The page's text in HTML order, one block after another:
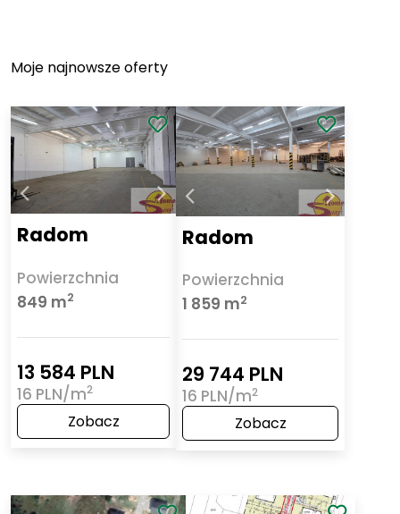
Moje najnowsze oferty
Radom
Powierzchnia
849 m2
13 584 PLN
16 PLN/m2
Zobacz
Radom
Powierzchnia
1 859 m2
29 744 PLN
16 PLN/m2
Zobacz